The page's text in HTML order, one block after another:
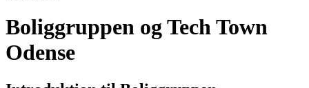
Boliggruppen og Tech Town
Odense